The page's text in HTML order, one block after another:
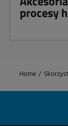
procesy
Home /